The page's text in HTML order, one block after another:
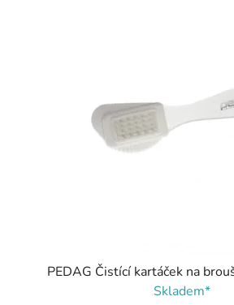
PEDAG Čistící kartáček na
Skladem*